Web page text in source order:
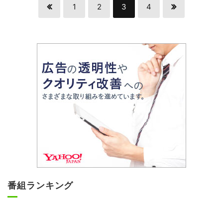
1 2 3 4
番組ランキング